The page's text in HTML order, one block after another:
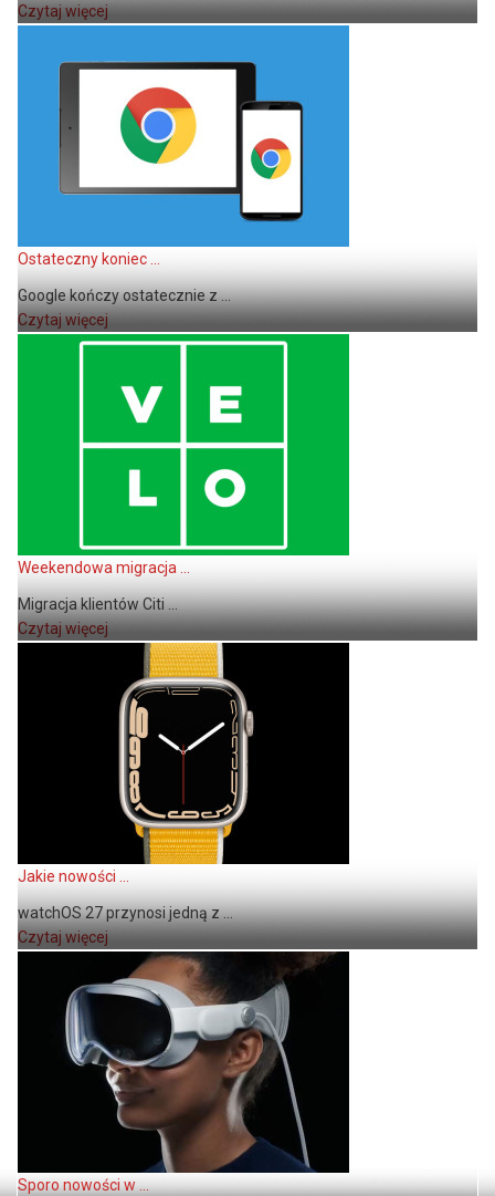
Czytaj więcej
Ostateczny koniec ...
Google kończy ostatecznie z ...
Czytaj więcej
Weekendowa migracja ...
Migracja klientów Citi ...
Czytaj więcej
Jakie nowości ...
watchOS 27 przynosi jedną z ...
Czytaj więcej
Sporo nowości w ...